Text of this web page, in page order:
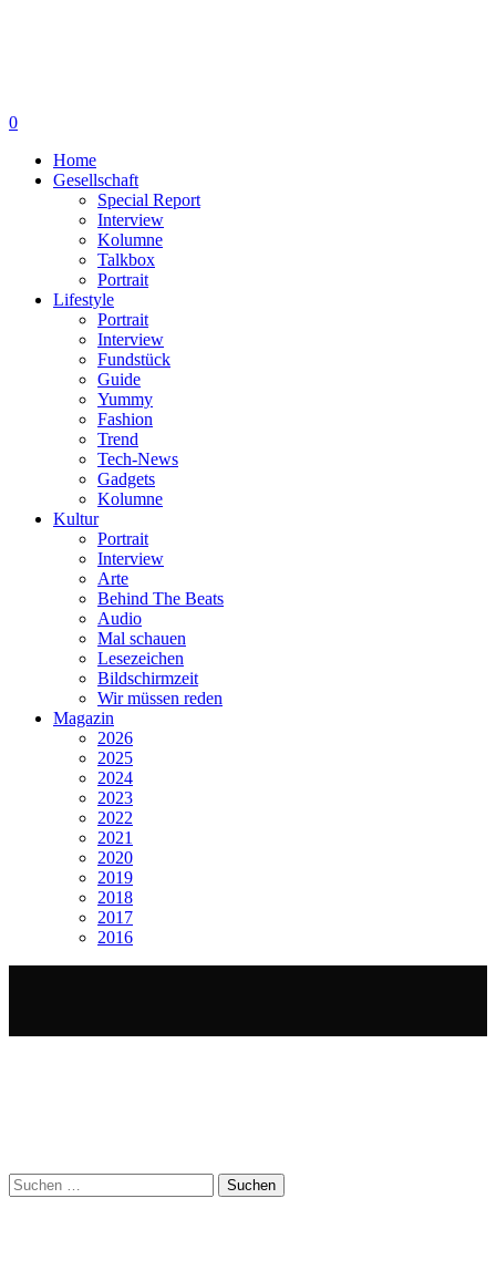
0
Home
Gesellschaft
Special Report
Interview
Kolumne
Talkbox
Portrait
Lifestyle
Portrait
Interview
Fundstück
Guide
Yummy
Fashion
Trend
Tech-News
Gadgets
Kolumne
Kultur
Portrait
Interview
Arte
Behind The Beats
Audio
Mal schauen
Lesezeichen
Bildschirmzeit
Wir müssen reden
Magazin
2026
2025
2024
2023
2022
2021
2020
2019
2018
2017
2016
Suchen
nach: